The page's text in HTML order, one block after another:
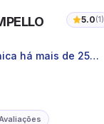
5.0(1)
há mais de 25
com experiência em
Avaliações